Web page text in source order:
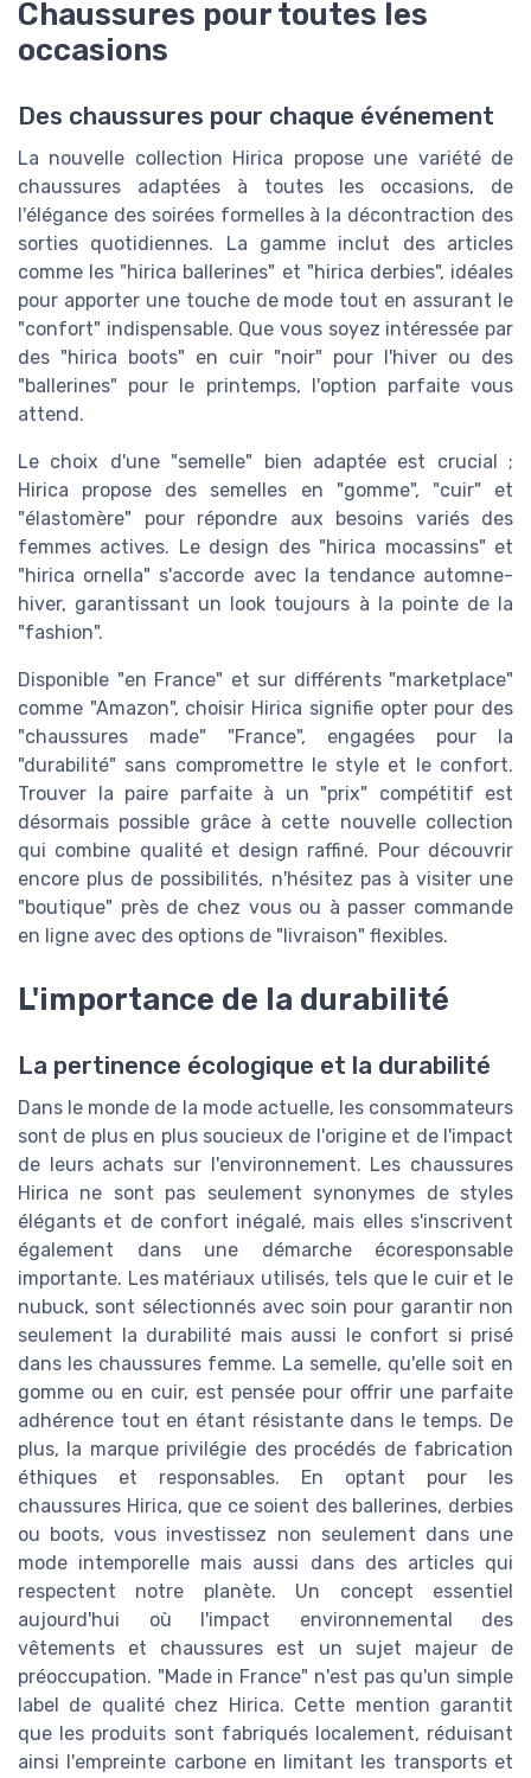
Chaussures pour toutes les
occasions
Des chaussures pour chaque événement
La nouvelle collection Hirica propose une variété de
chaussures adaptées à toutes les occasions, de
l'élégance des soirées formelles à la décontraction des
sorties quotidiennes. La gamme inclut des articles
comme les "hirica ballerines" et "hirica derbies", idéales
pour apporter une touche de mode tout en assurant le
"confort" indispensable. Que vous soyez intéressée par
des "hirica boots" en cuir "noir" pour l'hiver ou des
"ballerines" pour le printemps, l'option parfaite vous
attend.
Le choix d'une "semelle" bien adaptée est crucial ;
Hirica propose des semelles en "gomme", "cuir" et
"élastomère" pour répondre aux besoins variés des
femmes actives. Le design des "hirica mocassins" et
"hirica ornella" s'accorde avec la tendance automne-
hiver, garantissant un look toujours à la pointe de la
"fashion".
Disponible "en France" et sur différents "marketplace"
comme "Amazon", choisir Hirica signifie opter pour des
"chaussures made" "France", engagées pour la
"durabilité" sans compromettre le style et le confort.
Trouver la paire parfaite à un "prix" compétitif est
désormais possible grâce à cette nouvelle collection
qui combine qualité et design raffiné. Pour découvrir
encore plus de possibilités, n'hésitez pas à visiter une
"boutique" près de chez vous ou à passer commande
en ligne avec des options de "livraison" flexibles.
L'importance de la durabilité
La pertinence écologique et la durabilité
Dans le monde de la mode actuelle, les consommateurs
sont de plus en plus soucieux de l'origine et de l'impact
de leurs achats sur l'environnement. Les chaussures
Hirica ne sont pas seulement synonymes de styles
élégants et de confort inégalé, mais elles s'inscrivent
également dans une démarche écoresponsable
importante. Les matériaux utilisés, tels que le cuir et le
nubuck, sont sélectionnés avec soin pour garantir non
seulement la durabilité mais aussi le confort si prisé
dans les chaussures femme. La semelle, qu'elle soit en
gomme ou en cuir, est pensée pour offrir une parfaite
adhérence tout en étant résistante dans le temps. De
plus, la marque privilégie des procédés de fabrication
éthiques et responsables. En optant pour les
chaussures Hirica, que ce soient des ballerines, derbies
ou boots, vous investissez non seulement dans une
mode intemporelle mais aussi dans des articles qui
respectent notre planète. Un concept essentiel
aujourd'hui où l'impact environnemental des
vêtements et chaussures est un sujet majeur de
préoccupation. "Made in France" n'est pas qu'un simple
label de qualité chez Hirica. Cette mention garantit
que les produits sont fabriqués localement, réduisant
ainsi l'empreinte carbone en limitant les transports et